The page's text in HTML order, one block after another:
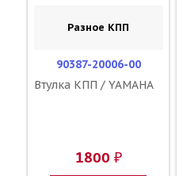
Разное КПП
90387-20006-00
Втулка КПП / YAMAHA
1800 ₽